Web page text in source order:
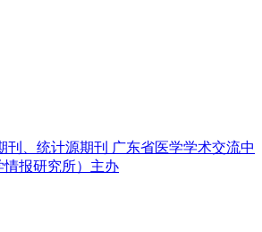
刊、统计源期刊 广东省医学学术交流中
报研究所）主办